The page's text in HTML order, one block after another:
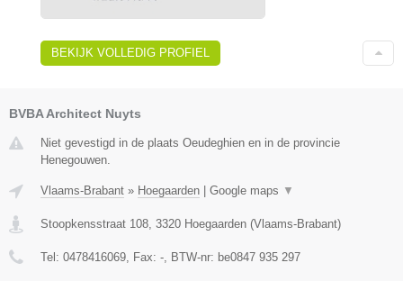
BEKIJK VOLLEDIG PROFIEL
BVBA Architect Nuyts
Niet gevestigd in de plaats Oeudeghien en in de provincie
Henegouwen.
Vlaams-Brabant » Hoegaarden Google maps ▼
Stoopkensstraat 108 3320 Hoegaarden (Vlaams-Brabant)
Tel: 0478416069 , Fax: - , BTW-nr: be0847 935 297